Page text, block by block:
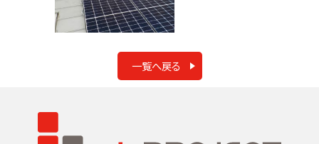
一覧へ戻る